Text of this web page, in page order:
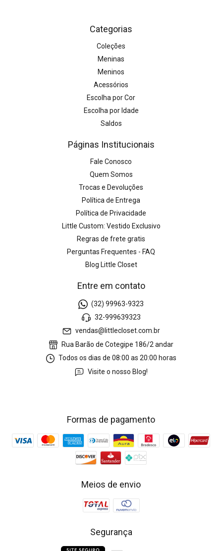
Categorias
Coleções
Meninas
Meninos
Acessórios
Escolha por Cor
Escolha por Idade
Saldos
Páginas Institucionais
Fale Conosco
Quem Somos
Trocas e Devoluções
Política de Entrega
Política de Privacidade
Little Custom: Vestido Exclusivo
Regras de frete gratis
Perguntas Frequentes - FAQ
Blog Little Closet
Entre em contato
(32) 99963-9323
32-999639323
vendas@littlecloset.com.br
Rua Barão de Cotegipe 186/2 andar
Todos os dias de 08:00 as 20:00 horas
Visite o nosso Blog!
Formas de pagamento
Meios de envio
Segurança